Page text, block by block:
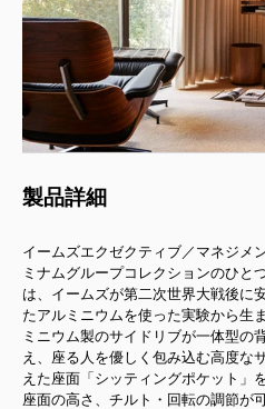
製品詳細
イームズエクゼクティブ／マネジメ
ミナムグループコレクションのひと
は、イームズが第二次世界大戦後に
たアルミニウムを使った実験から生
ミニウム製のサイドリブが一体型の
え、座る人を優しく包み込む高度な
えた座面「シッティングポケット」
座面の高さ、チルト・回転の調節が可